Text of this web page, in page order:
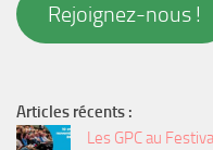
Rejoignez-nous !
Articles récents :
Les GPC au